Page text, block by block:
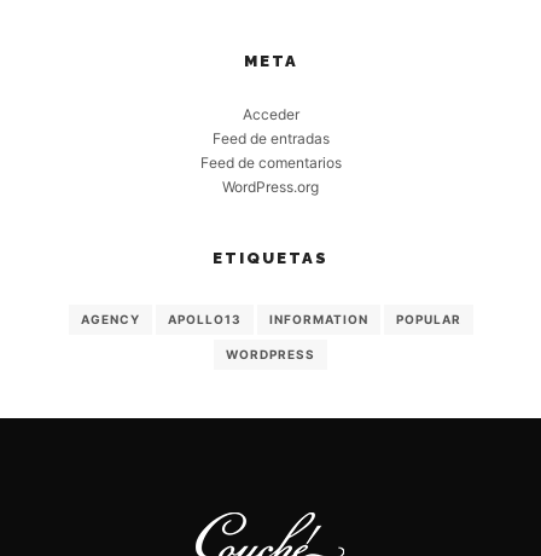
META
Acceder
Feed de entradas
Feed de comentarios
WordPress.org
ETIQUETAS
AGENCY APOLLO13 INFORMATION POPULAR
WORDPRESS